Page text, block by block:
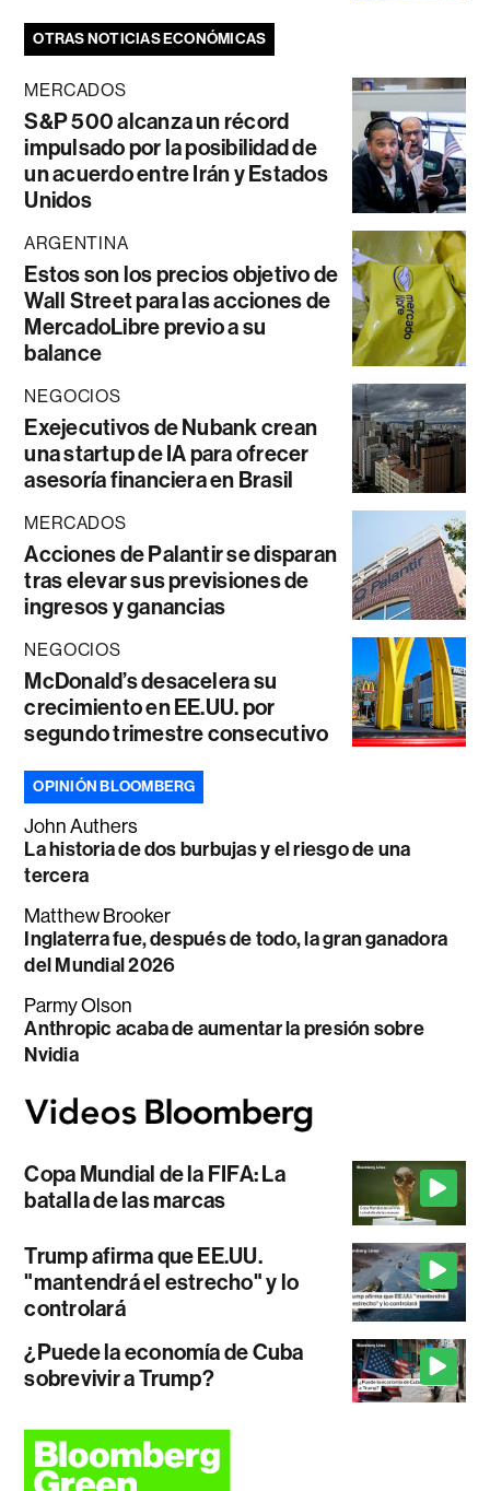
OTRAS NOTICIAS ECONÓMICAS
MERCADOS
S&P 500 alcanza un récord
impulsado por la posibilidad de
un acuerdo entre Irán y Estados
Unidos
ARGENTINA
Estos son los precios objetivo de
Wall Street para las acciones de
MercadoLibre previo a su
balance
NEGOCIOS
Exejecutivos de Nubank crean
una startup de IA para ofrecer
asesoría financiera en Brasil
MERCADOS
Acciones de Palantir se disparan
tras elevar sus previsiones de
ingresos y ganancias
NEGOCIOS
McDonald’s desacelera su
crecimiento en EE.UU. por
segundo trimestre consecutivo
OPINIÓN BLOOMBERG
John Authers
La historia de dos burbujas y el riesgo de una
tercera
Matthew Brooker
Inglaterra fue, después de todo, la gran ganadora
del Mundial 2026
Parmy Olson
Anthropic acaba de aumentar la presión sobre
Nvidia
Copa Mundial de la FIFA: La
batalla de las marcas
Trump afirma que EE.UU.
"mantendrá el estrecho" y lo
controlará
¿Puede la economía de Cuba
sobrevivir a Trump?